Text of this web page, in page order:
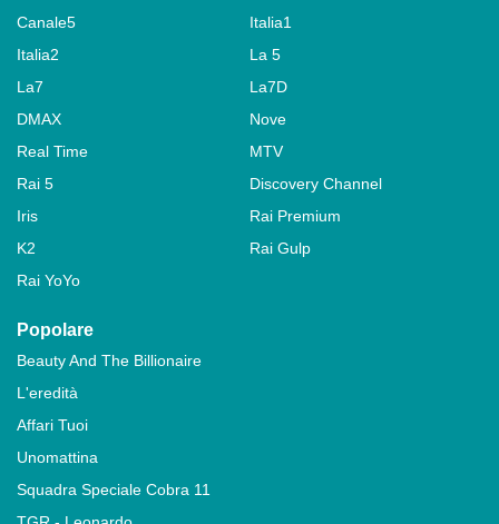
Canale5
Italia1
Italia2
La 5
La7
La7D
DMAX
Nove
Real Time
MTV
Rai 5
Discovery Channel
Iris
Rai Premium
K2
Rai Gulp
Rai YoYo
Popolare
Beauty And The Billionaire
L'eredità
Affari Tuoi
Unomattina
Squadra Speciale Cobra 11